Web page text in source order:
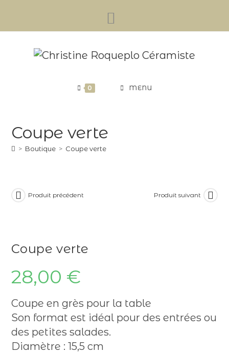
0 MENU
Coupe verte
> Boutique > Coupe verte
Produit précédent Produit suivant
Coupe verte
28,00 €
Coupe en grès pour la table
Son format est idéal pour des entrées ou
des petites salades.
Diamètre : 15,5 cm